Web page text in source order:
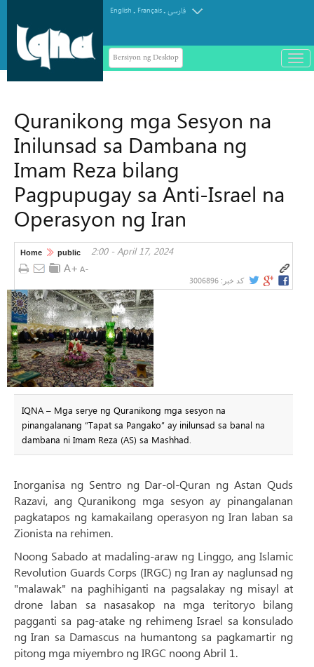
English . Français.فارسی
Bersiyon ng Desktop
باز
و
Quranikong mga Sesyon na
Inilunsad sa Dambana ng
Imam Reza bilang
Pagpupugay sa Anti-Israel na
Operasyon ng Iran
Home public 2:00 - April 17, 2024
کد خبر: 3006896
IQNA – Mga serye ng Quranikong mga sesyon na
pinangalanang “Tapat sa Pangako” ay inilunsad sa banal na
dambana ni Imam Reza (AS) sa Mashhad.
Inorganisa ng Sentro ng Dar-ol-Quran ng Astan Quds
Razavi, ang Quranikong mga sesyon ay pinangalanan
pagkatapos ng kamakailang operasyon ng Iran laban sa
Zionista na rehimen.
Noong Sabado at madaling-araw ng Linggo, ang Islamic
Revolution Guards Corps (IRGC) ng Iran ay naglunsad ng
"malawak" na paghihiganti na pagsalakay ng misayl at
drone laban sa nasasakop na mga teritoryo bilang
pagganti sa pag-atake ng rehimeng Israel sa konsulado
ng Iran sa Damascus na humantong sa pagkamartir ng
pitong mga miyembro ng IRGC noong Abril 1.